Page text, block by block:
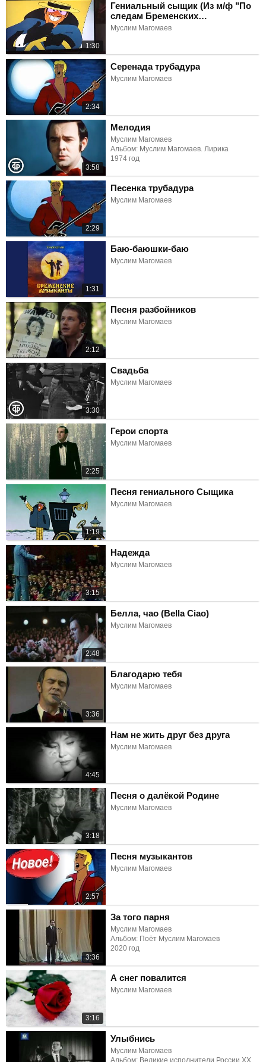
1:30
Гениальный сыщик (Из м/ф "По
следам Бременских
музыкантов")
Муслим Магомаев
2:34
Серенада трубадура
Муслим Магомаев
3:58
Мелодия
Муслим Магомаев
Альбом: Муслим Магомаев. Лирика
1974 год
2:29
Песенка трубадура
Муслим Магомаев
1:31
Баю-баюшки-баю
Муслим Магомаев
2:12
Песня разбойников
Муслим Магомаев
3:30
Свадьба
Муслим Магомаев
2:25
Герои спорта
Муслим Магомаев
1:19
Песня гениального Сыщика
Муслим Магомаев
3:15
Надежда
Муслим Магомаев
2:48
Белла, чао (Bella Ciao)
Муслим Магомаев
3:36
Благодарю тебя
Муслим Магомаев
4:45
Нам не жить друг без друга
Муслим Магомаев
3:18
Песня о далёкой Родине
Муслим Магомаев
2:57
Песня музыкантов
Муслим Магомаев
3:36
За того парня
Муслим Магомаев
Альбом: Поёт Муслим Магомаев
2020 год
3:16
А снег повалится
Муслим Магомаев
Улыбнись
Муслим Магомаев
Альбом: Великие исполнители России ХХ